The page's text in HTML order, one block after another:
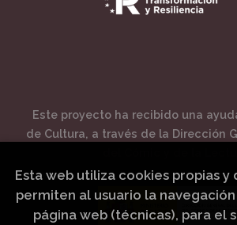
Este proyecto ha recibido una
de Cultura, a través de la Dirección
Esta web utiliza cookies propias
permiten al usuario la
página web (técnicas), para el